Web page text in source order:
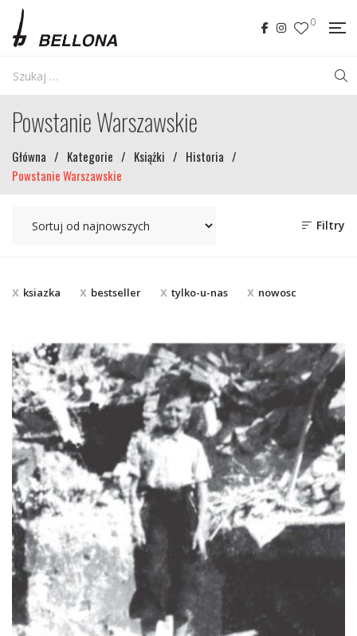
0
Powstanie Warszawskie
Główna / Kategorie / Książki / Historia /
Powstanie Warszawskie
Filtry
ksiazka bestseller tylko-u-nas nowosc